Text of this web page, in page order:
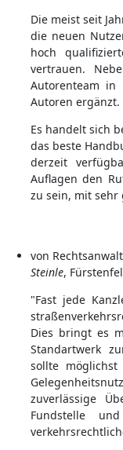
Die meist seit
die neuen
hoch
vertrauen.
Autorenteam
Autoren ergänzt.
Es handelt sich
das beste
derzeit
Auflagen den
zu sein, mit sehr
von
Steinle,
"Fast jede
Dies bringt es
Standartwerk
sollte
zuverlässige
Fundstelle